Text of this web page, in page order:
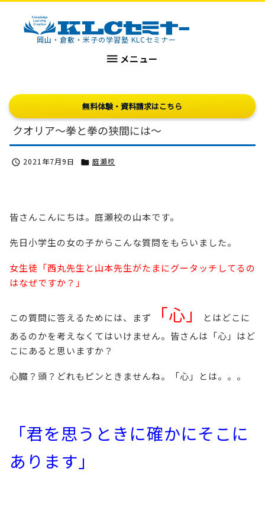
KLCセミナー岡山・倉敷・米子の学習塾 KLCセミナー
 メニュー
無料体験・資料請求はこちら
クオリア～拳と拳の狭間には～
 2021年7月9日  庭瀬校
皆さんこんにちは。庭瀬校の山本です。
先日小学生の女の子からこんな質問をもらいました。
女生徒「西丸先生と山本先生がたまにグータッチしてるの
はなぜですか？」
この質問に答えるためには、まず 「心」
とはどこに
あるのかを考えなくてはいけません。皆さんは「心」はど
こにあると思いますか？
心臓？頭？どれもピンときませんね。「心」とは。。。
「君を思うときに確かにそこに
あります」